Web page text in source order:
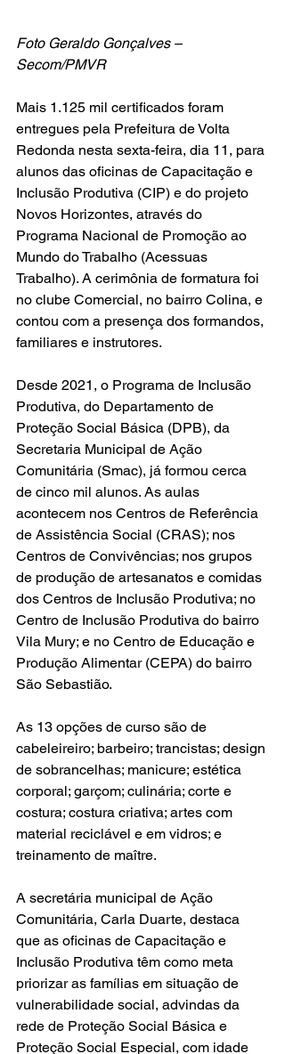
Foto Geraldo Gonçalves –
Secom/PMVR
Mais 1.125 mil certificados foram
entregues pela Prefeitura de Volta
Redonda nesta sexta-feira, dia 11, para
alunos das oficinas de Capacitação e
Inclusão Produtiva (CIP) e do projeto
Novos Horizontes, através do
Programa Nacional de Promoção ao
Mundo do Trabalho (Acessuas
Trabalho). A cerimônia de formatura foi
no clube Comercial, no bairro Colina, e
contou com a presença dos formandos,
familiares e instrutores.
Desde 2021, o Programa de Inclusão
Produtiva, do Departamento de
Proteção Social Básica (DPB), da
Secretaria Municipal de Ação
Comunitária (Smac), já formou cerca
de cinco mil alunos. As aulas
acontecem nos Centros de Referência
de Assistência Social (CRAS); nos
Centros de Convivências; nos grupos
de produção de artesanatos e comidas
dos Centros de Inclusão Produtiva; no
Centro de Inclusão Produtiva do bairro
Vila Mury; e no Centro de Educação e
Produção Alimentar (CEPA) do bairro
São Sebastião.
As 13 opções de curso são de
cabeleireiro; barbeiro; trancistas; design
de sobrancelhas; manicure; estética
corporal; garçom; culinária; corte e
costura; costura criativa; artes com
material reciclável e em vidros; e
treinamento de maître.
A secretária municipal de Ação
Comunitária, Carla Duarte, destaca
que as oficinas de Capacitação e
Inclusão Produtiva têm como meta
priorizar as famílias em situação de
vulnerabilidade social, advindas da
rede de Proteção Social Básica e
Proteção Social Especial, com idade